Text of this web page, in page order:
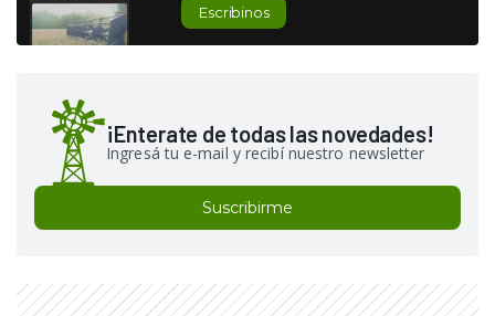
Escribinos
¡Enterate de todas las novedades!
Ingresá tu e-mail y recibí nuestro newsletter
Suscribirme